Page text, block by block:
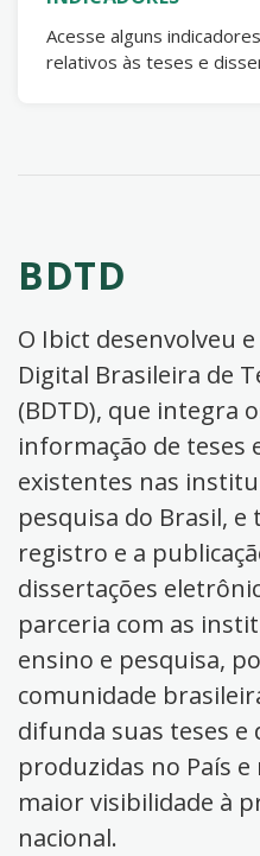
Acesse alguns
relativos às teses e
BDTD
O Ibict desenvolveu
Digital Brasileira de
(BDTD), que integra
informação de teses
existentes nas
pesquisa do Brasil,
registro e a
dissertações
parceria com as
ensino e pesquisa,
comunidade
difunda suas teses e
produzidas no País
maior visibilidade à
nacional.